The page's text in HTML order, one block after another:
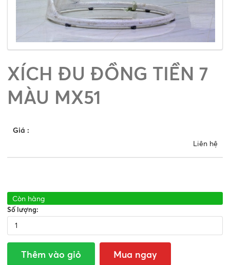
XÍCH ĐU ĐỒNG TIỀN 7
MÀU MX51
Giá :
Liên hệ
Còn hàng
Số lượng:
Thêm vào giỏ Mua ngay